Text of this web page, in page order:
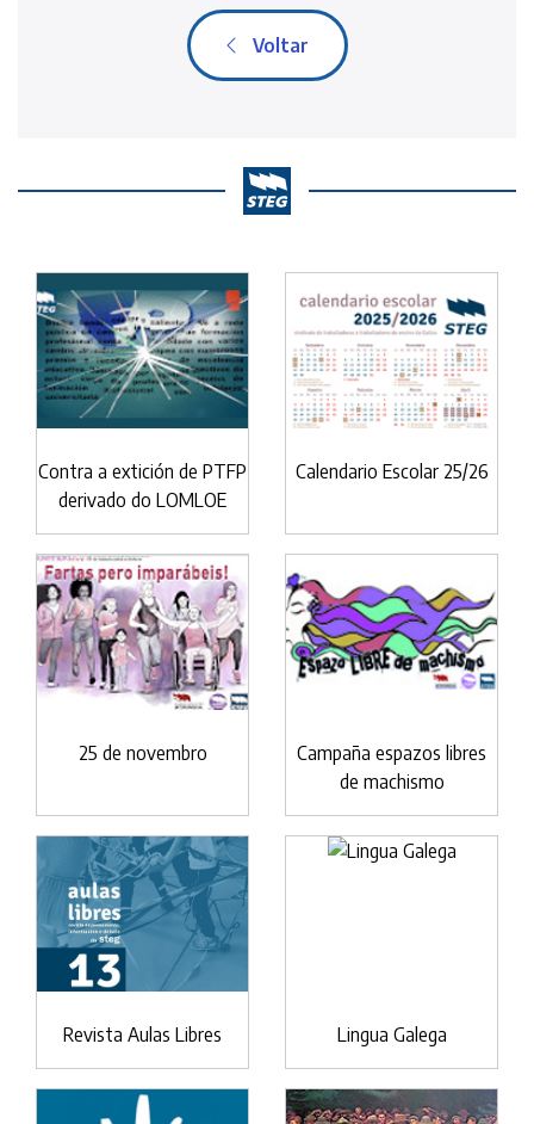
Voltar
Contra a extición de PTFP
derivado do LOMLOE
Calendario Escolar 25/26
25 de novembro
Campaña espazos libres
de machismo
Revista Aulas Libres Lingua Galega